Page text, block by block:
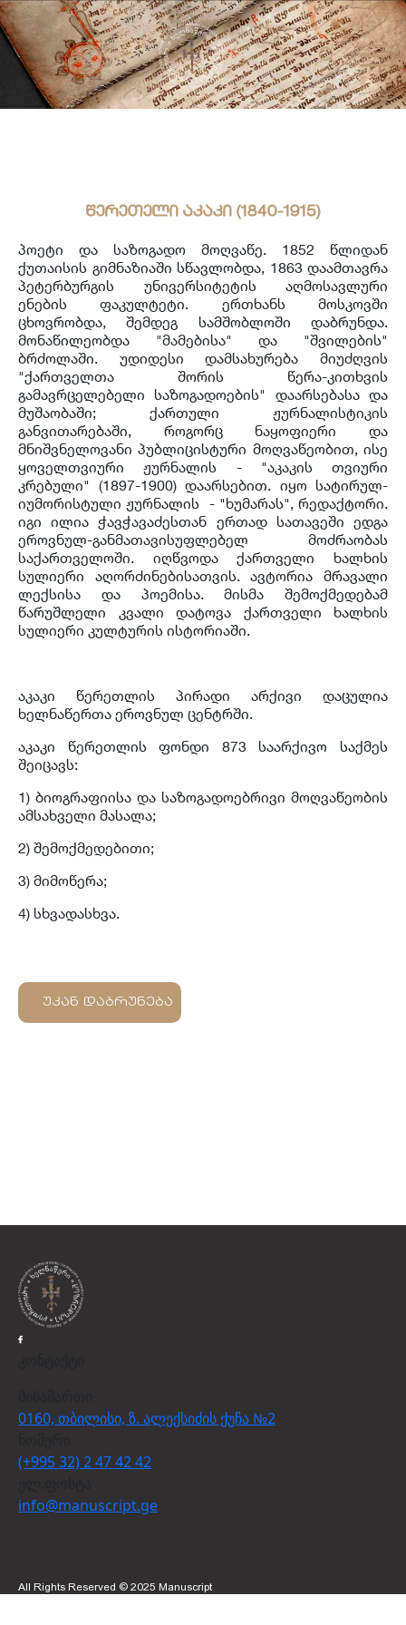
წერეთელი აკაკი (1840-1915)
პოეტი და საზოგადო მოღვაწე. 1852 წლიდან
ქუთაისის გიმნაზიაში სწავლობდა, 1863 დაამთავრა
პეტერბურგის უნივერსიტეტის აღმოსავლური
ენების ფაკულტეტი. ერთხანს მოსკოვში
ცხოვრობდა, შემდეგ სამშობლოში დაბრუნდა.
მონაწილეობდა "მამებისა" და "შვილების"
ბრძოლაში. უდიდესი დამსახურება მიუძღვის
"ქართველთა შორის წერა-კითხვის
გამავრცელებელი საზოგადოების" დაარსებასა და
მუშაობაში; ქართული ჟურნალისტიკის
განვითარებაში, როგორც ნაყოფიერი და
მნიშვნელოვანი პუბლიცისტური მოღვაწეობით, ისე
ყოველთვიური ჟურნალის - "აკაკის თვიური
კრებული" (1897-1900) დაარსებით. იყო სატირულ-
იუმორისტული ჟურნალის - "ხუმარას", რედაქტორი.
იგი ილია ჭავჭავაძესთან ერთად სათავეში ედგა
ეროვნულ-განმათავისუფლებელ მოძრაობას
საქართველოში. იღწვოდა ქართველი ხალხის
სულიერი აღორძინებისათვის. ავტორია მრავალი
ლექსისა და პოემისა. მისმა შემოქმედებამ
წარუშლელი კვალი დატოვა ქართველი ხალხის
სულიერი კულტურის ისტორიაში.
აკაკი წერეთლის პირადი არქივი დაცულია
ხელნაწერთა ეროვნულ ცენტრში.
აკაკი წერეთლის ფონდი 873 საარქივო საქმეს
შეიცავს:
1) ბიოგრაფიისა და საზოგადოებრივი მოღვაწეობის
ამსახველი მასალა;
2) შემოქმედებითი;
3) მიმოწერა;
4) სხვადასხვა.
უკან დაბრუნება
0160, თბილისი, ზ. ალექსიძის ქუჩა №2
(+995 32) 2 47 42 42
info@manuscript.ge
All Rights Reserved © 2025 Manuscript